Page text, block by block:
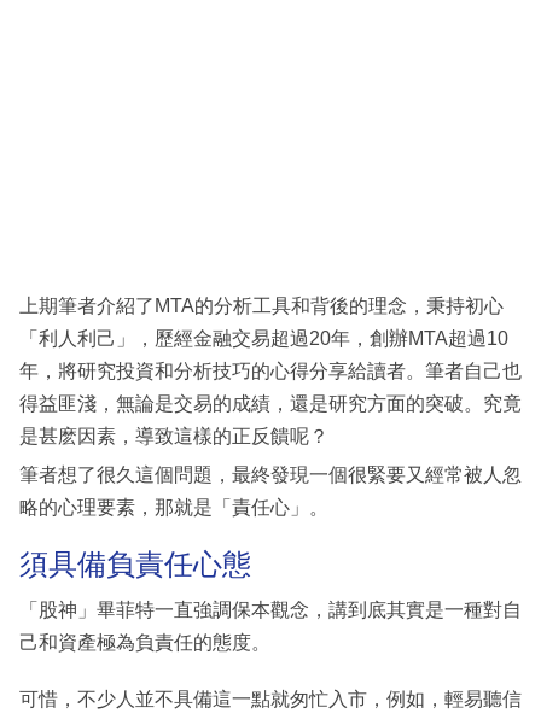
閱
專
區
上期筆者介紹了MTA的分析工具和背後的理念，秉持初心
「利人利己」，歷經金融交易超過20年，創辦MTA超過10
年，將研究投資和分析技巧的心得分享給讀者。筆者自己也
得益匪淺，無論是交易的成績，還是研究方面的突破。究竟
是甚麽因素，導致這樣的正反饋呢？
筆者想了很久這個問題，最終發現一個很緊要又經常被人忽
略的心理要素，那就是「責任心」。
須具備負責任心態
「股神」畢菲特一直強調保本觀念，講到底其實是一種對自
己和資產極為負責任的態度。
可惜，不少人並不具備這一點就匆忙入市，例如，輕易聽信